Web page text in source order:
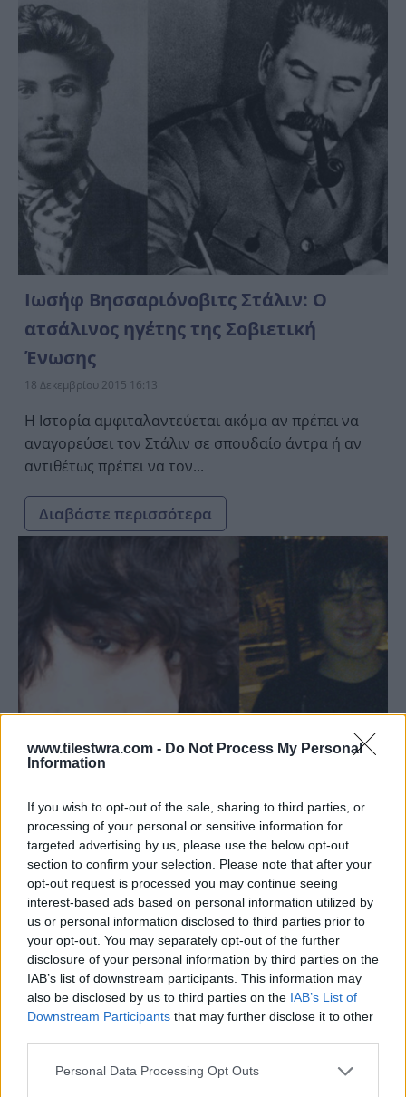
www.tilestwra.com - Do Not Process My Personal
Information
If you wish to opt-out of the sale, sharing to third parties, or
processing of your personal or sensitive information for
targeted advertising by us, please use the below opt-out
section to confirm your selection. Please note that after your
opt-out request is processed you may continue seeing
interest-based ads based on personal information utilized by
us or personal information disclosed to third parties prior to
your opt-out. You may separately opt-out of the further
disclosure of your personal information by third parties on the
IAB’s list of downstream participants. This information may
also be disclosed by us to third parties on the IAB’s List of
Downstream Participants that may further disclose it to other
Personal Data Processing Opt Outs
Ιωσήφ Βησσαριόνοβιτς Στάλιν: Ο
ατσάλινος ηγέτης της Σοβιετική
Ένωσης
18 Δεκεμβρίου 2015 16:13
Η Ιστορία αμφιταλαντεύεται ακόμα αν πρέπει να
αναγορεύσει τον Στάλιν σε σπουδαίο άντρα ή αν
αντιθέτως πρέπει να τον...
Διαβάστε περισσότερα
6η Δεκεμβρίου: Η δολοφονία
Γρηγορόπουλου
6 Δεκεμβρίου 2015 12:44
Η μοιραία συνάντηση δράστη και θύματος έγινε
λίγα λεπτά μετά τις 9 το βράδυ του Σαββάτου στη
συμβολή των...
Διαβάστε περισσότερα